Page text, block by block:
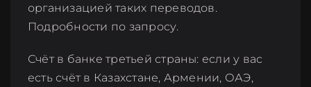
организацией таких переводов.
Подробности по запросу.
Счёт в банке третьей страны: если у вас
есть счёт в Казахстане, Армении, ОАЭ,